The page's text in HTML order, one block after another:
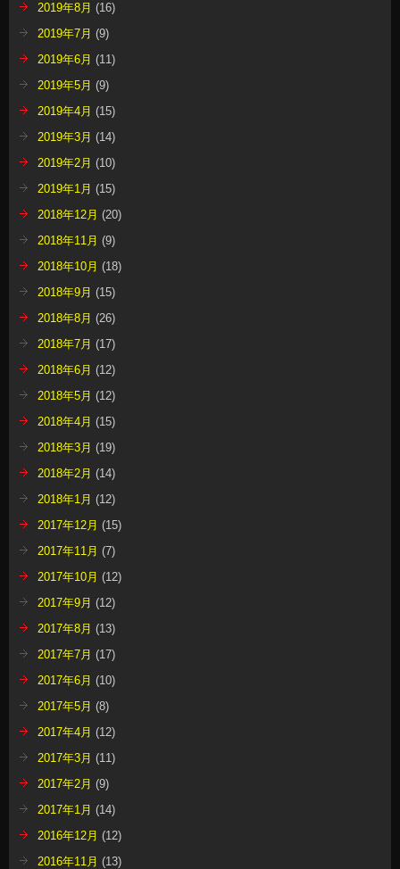
2019年8月 (16)
2019年7月 (9)
2019年6月 (11)
2019年5月 (9)
2019年4月 (15)
2019年3月 (14)
2019年2月 (10)
2019年1月 (15)
2018年12月 (20)
2018年11月 (9)
2018年10月 (18)
2018年9月 (15)
2018年8月 (26)
2018年7月 (17)
2018年6月 (12)
2018年5月 (12)
2018年4月 (15)
2018年3月 (19)
2018年2月 (14)
2018年1月 (12)
2017年12月 (15)
2017年11月 (7)
2017年10月 (12)
2017年9月 (12)
2017年8月 (13)
2017年7月 (17)
2017年6月 (10)
2017年5月 (8)
2017年4月 (12)
2017年3月 (11)
2017年2月 (9)
2017年1月 (14)
2016年12月 (12)
2016年11月 (13)